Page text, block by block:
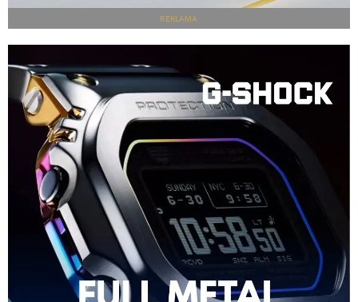
REKLAMA